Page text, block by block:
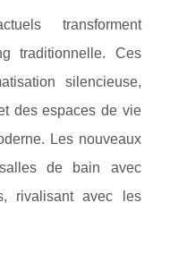
transforment
traditionnelle. Ces
silencieuse,
des espaces de vie
Les nouveaux
de bain avec
rivalisant avec les